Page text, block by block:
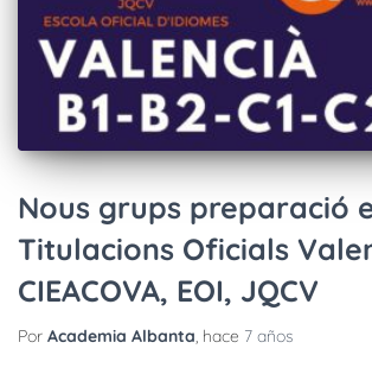
Nous grups preparació
Titulacions Oficials
CIEACOVA, EOI, JQCV
Por Academia Albanta, hace 7 años